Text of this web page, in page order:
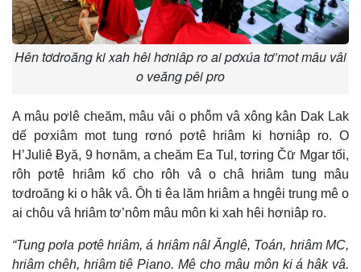
Hên tơdroăng ki xah hêi hơniâp ro ai pơxúa tơ’mot mâu vâi
o veăng pêi pro
A mâu pơlê cheăm, mâu vâi o phô̆m vâ xông kân Dak Lak
dế pơxiâm mot tung rơnó pơtê hriâm ki hơniâp ro. O
H’Juliê Ƀyă, 9 hơnăm, a cheăm Ea Tul, tơring Čư̆ Mgar tối,
rôh pơtê hriâm kố cho rôh vâ o châ hriâm tung mâu
tơdroăng ki o hâk vâ. Ôh ti êa lăm hriâm a hngêi trung mê o
ai chôu vâ hriâm tơ’nôm mâu môn ki xah hêi hơniâp ro.
“Tung pơla pơtê hriâm, á hriâm nâl Ănglê, Toán, hriâm MC,
hriâm chêh, hriâm tiê Piano. Mê cho mâu môn ki á hâk vâ.